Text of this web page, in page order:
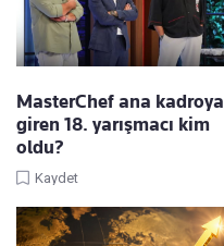
MasterChef ana kadroya
giren 18. yarışmacı kim
oldu?
Kaydet